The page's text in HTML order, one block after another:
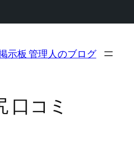
示板 管理人のブログ
口コミ